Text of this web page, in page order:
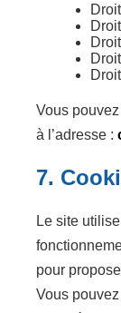
Vous
à l’adresse :
7.
Le site
pour
Vous